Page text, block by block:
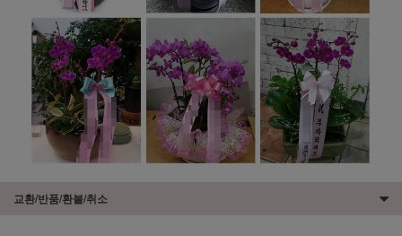
교환/반품/환불/취소